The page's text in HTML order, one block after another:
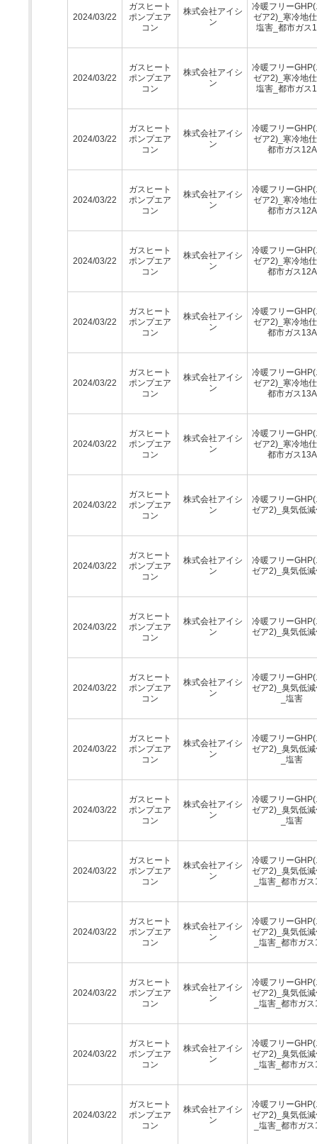
2024/03/22
ガスヒート
ポンプエア
コン
株式会社アイシ
ン
冷暖フリー
ゼア2)_寒冷地
塩害_都市ガス
2024/03/22
ガスヒート
ポンプエア
コン
株式会社アイシ
ン
冷暖フリー
ゼア2)_寒冷地
塩害_都市ガス
2024/03/22
ガスヒート
ポンプエア
コン
株式会社アイシ
ン
冷暖フリー
ゼア2)_寒冷地
都市ガス12A
2024/03/22
ガスヒート
ポンプエア
コン
株式会社アイシ
ン
冷暖フリー
ゼア2)_寒冷地
都市ガス12A
2024/03/22
ガスヒート
ポンプエア
コン
株式会社アイシ
ン
冷暖フリー
ゼア2)_寒冷地
都市ガス12A
2024/03/22
ガスヒート
ポンプエア
コン
株式会社アイシ
ン
冷暖フリー
ゼア2)_寒冷地
都市ガス13A
2024/03/22
ガスヒート
ポンプエア
コン
株式会社アイシ
ン
冷暖フリー
ゼア2)_寒冷地
都市ガス13A
2024/03/22
ガスヒート
ポンプエア
コン
株式会社アイシ
ン
冷暖フリー
ゼア2)_寒冷地
都市ガス13A
2024/03/22
ガスヒート
ポンプエア
コン
株式会社アイシ
ン
冷暖フリー
ゼア2)_臭気低減
2024/03/22
ガスヒート
ポンプエア
コン
株式会社アイシ
ン
冷暖フリー
ゼア2)_臭気低減
2024/03/22
ガスヒート
ポンプエア
コン
株式会社アイシ
ン
冷暖フリー
ゼア2)_臭気低減
2024/03/22
ガスヒート
ポンプエア
コン
株式会社アイシ
ン
冷暖フリー
ゼア2)_臭気低減
_塩害
2024/03/22
ガスヒート
ポンプエア
コン
株式会社アイシ
ン
冷暖フリー
ゼア2)_臭気低減
_塩害
2024/03/22
ガスヒート
ポンプエア
コン
株式会社アイシ
ン
冷暖フリー
ゼア2)_臭気低減
_塩害
2024/03/22
ガスヒート
ポンプエア
コン
株式会社アイシ
ン
冷暖フリー
ゼア2)_臭気低減
_塩害_都市ガ
2024/03/22
ガスヒート
ポンプエア
コン
株式会社アイシ
ン
冷暖フリー
ゼア2)_臭気低減
_塩害_都市ガ
2024/03/22
ガスヒート
ポンプエア
コン
株式会社アイシ
ン
冷暖フリー
ゼア2)_臭気低減
_塩害_都市ガ
2024/03/22
ガスヒート
ポンプエア
コン
株式会社アイシ
ン
冷暖フリー
ゼア2)_臭気低減
_塩害_都市ガ
2024/03/22
ガスヒート
ポンプエア
コン
株式会社アイシ
ン
冷暖フリー
ゼア2)_臭気低減
_塩害_都市ガ